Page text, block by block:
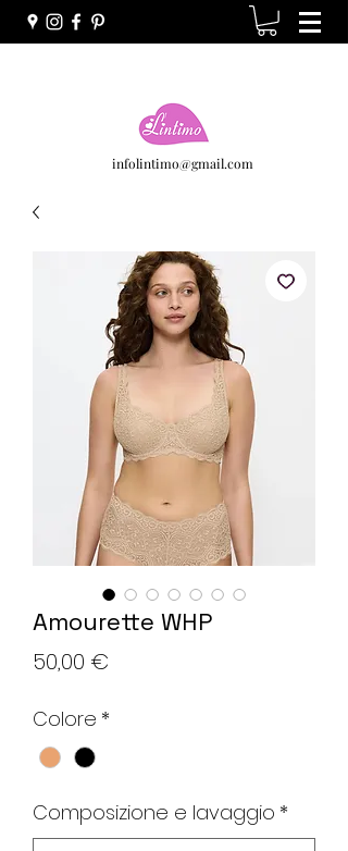
infolintimo@gmail.com
Amourette WHP
50,00 €
Colore *
Composizione e lavaggio *